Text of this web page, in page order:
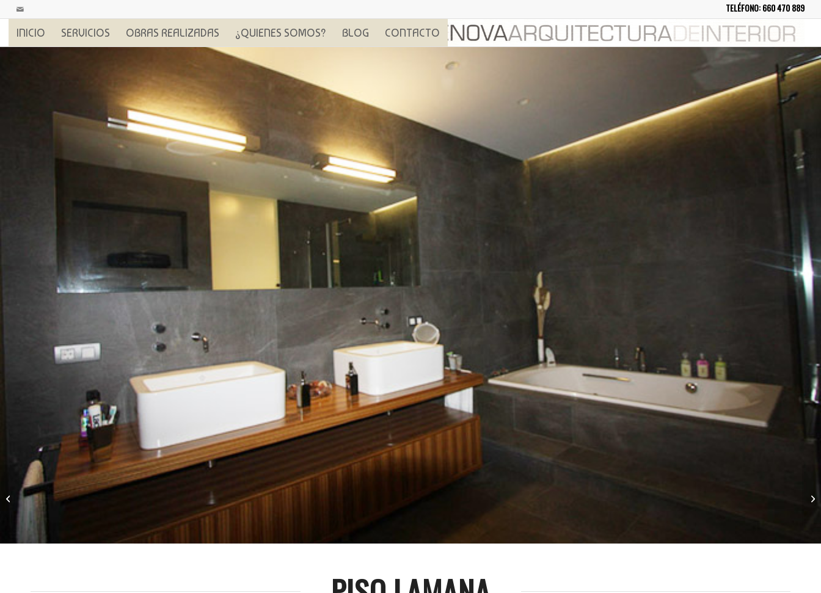
TELÉFONO:660 470 889
INICIO
SERVICIOS OBRAS REALIZADAS ¿QUIENES SOMOS? BLOG CONTACTO
Restaurante Moreno